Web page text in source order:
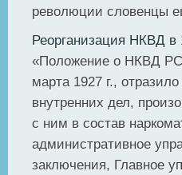
революции словенцы
Реорганизация НКВД в
«Положение о НКВД
марта 1927 г.,
внутренних дел,
с ним в состав
административное
заключения, Главное